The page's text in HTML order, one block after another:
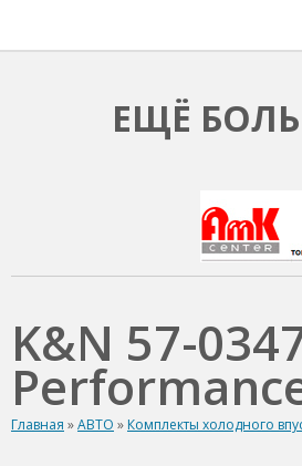
ЕЩЁ
K&N 57-
Главная »АВТО » Комплекты холодного